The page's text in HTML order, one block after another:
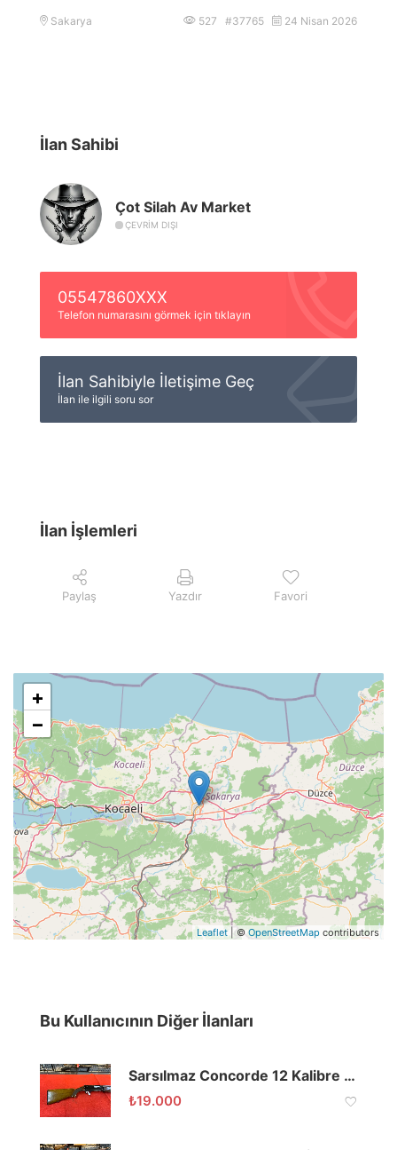
Sakarya 527 #37765 24 Nisan 2026
İlan Sahibi
Çot Silah Av Market
ÇEVRIM DIŞI
05547860XXX
Telefon numarasını görmek için tıklayın
İlan Sahibiyle İletişime Geç
İlan ile ilgili soru sor
İlan İşlemleri
Paylaş Yazdır Favori
+
−
Leaflet | © OpenStreetMap contributors
Bu Kullanıcının Diğer İlanları
Sarsılmaz Concorde 12 Kalibre 61 Namlu
₺19.000